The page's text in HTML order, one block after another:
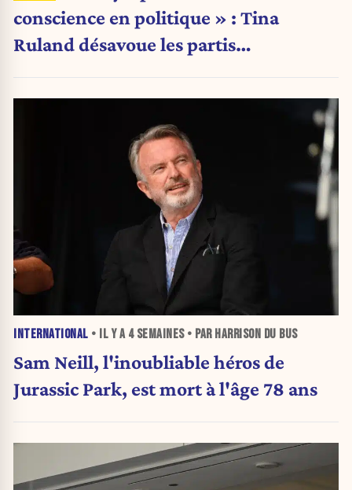
conscience en politique » : Tina
Ruland désavoue les partis
INTERNATIONAL • IL Y A 4 SEMAINES• PAR HARRISON DU BUS
Sam Neill, l'inoubliable héros de
Jurassic Park, est mort à l'âge 78 ans